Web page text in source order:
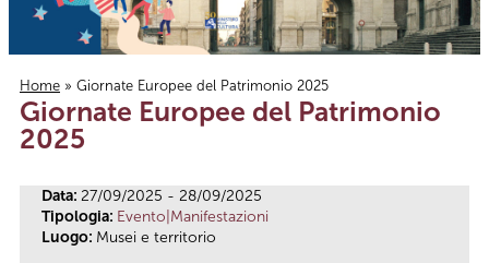
Tu sei qui
Home » Giornate Europee del Patrimonio 2025
Giornate Europee del Patrimonio
2025
Data: 27/09/2025 - 28/09/2025
Tipologia: Evento|Manifestazioni
Luogo: Musei e territorio